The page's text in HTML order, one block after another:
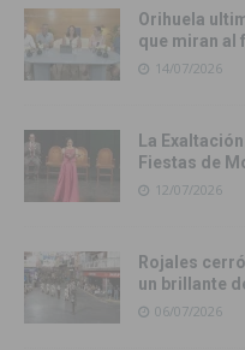
Orihuela
que miran al
14/07/2026
La
Fiestas de
12/07/2026
Rojales
un brillante
06/07/2026